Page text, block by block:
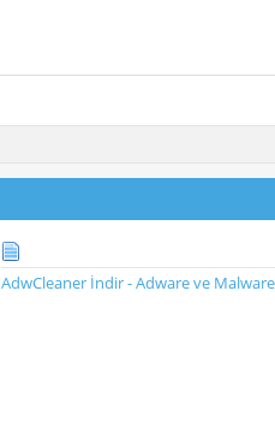
AdwCleaner İndir - Adware ve